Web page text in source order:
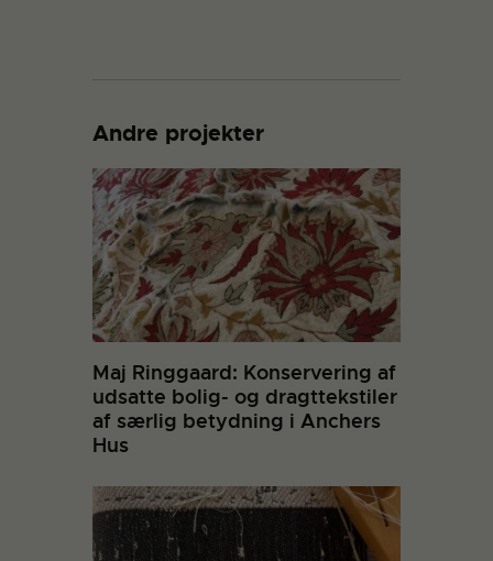
Andre projekter
Maj Ringgaard: Konservering af
udsatte bolig- og dragttekstiler
af særlig betydning i Anchers
Hus